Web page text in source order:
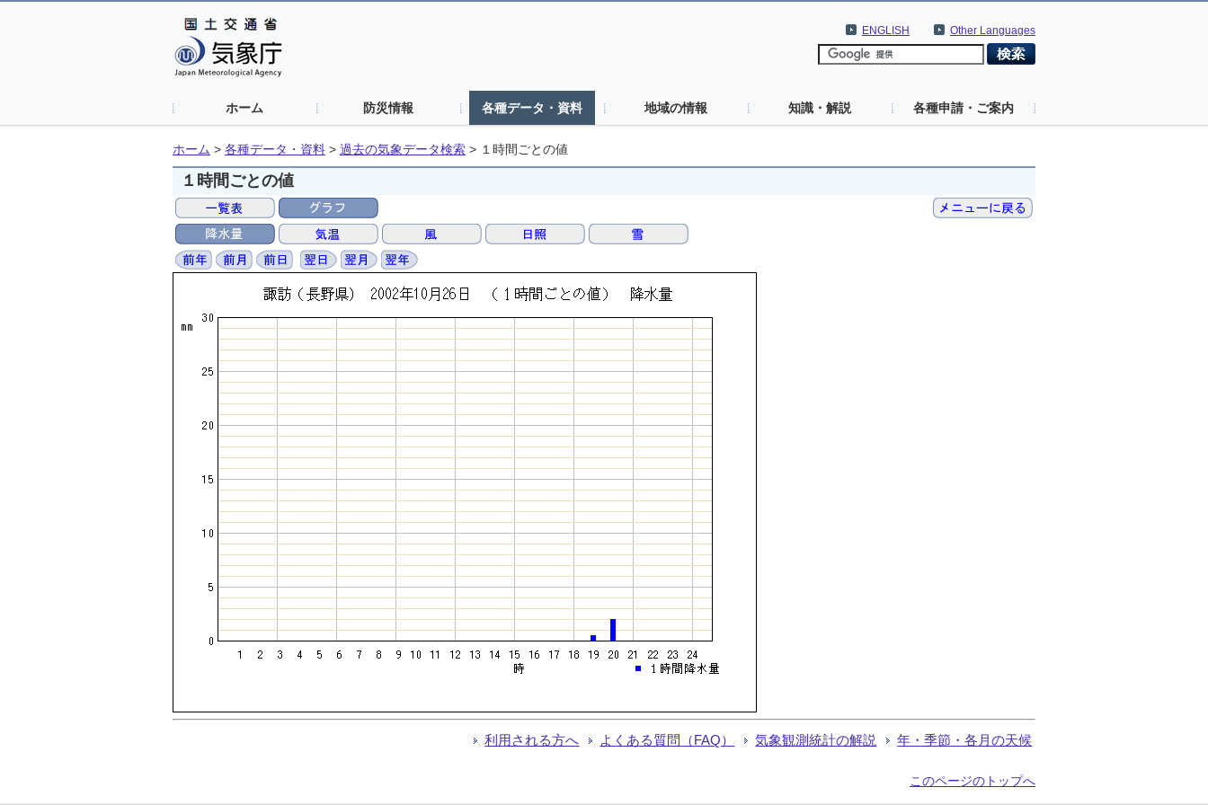
Other Languages
ENGLISH
ホーム 防災情報 各種データ・資料 地域の情報 知識・解説 各種申請・ご案内
ホーム > 各種データ・資料 > 過去の気象データ検索 > １時間ごとの値
１時間ごとの値
利用される方へ よくある質問（FAQ） 気象観測統計の解説 年・季節・各月の天候
このページのトップへ